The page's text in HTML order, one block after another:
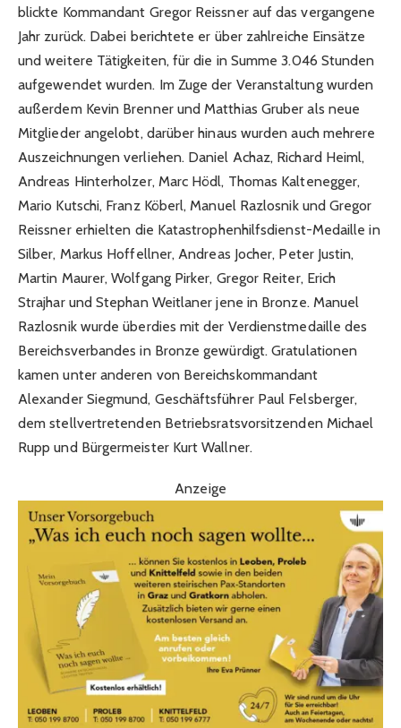
blickte Kommandant Gregor Reissner auf das vergangene
Jahr zurück. Dabei berichtete er über zahlreiche Einsätze
und weitere Tätigkeiten, für die in Summe 3.046 Stunden
aufgewendet wurden. Im Zuge der Veranstaltung wurden
außerdem Kevin Brenner und Matthias Gruber als neue
Mitglieder angelobt, darüber hinaus wurden auch mehrere
Auszeichnungen verliehen. Daniel Achaz, Richard Heiml,
Andreas Hinterholzer, Marc Hödl, Thomas Kaltenegger,
Mario Kutschi, Franz Köberl, Manuel Razlosnik und Gregor
Reissner erhielten die Katastrophenhilfsdienst-Medaille in
Silber, Markus Hoffellner, Andreas Jocher, Peter Justin,
Martin Maurer, Wolfgang Pirker, Gregor Reiter, Erich
Strajhar und Stephan Weitlaner jene in Bronze. Manuel
Razlosnik wurde überdies mit der Verdienstmedaille des
Bereichsverbandes in Bronze gewürdigt. Gratulationen
kamen unter anderen von Bereichskommandant
Alexander Siegmund, Geschäftsführer Paul Felsberger,
dem stellvertretenden Betriebsratsvorsitzenden Michael
Rupp und Bürgermeister Kurt Wallner.
Anzeige